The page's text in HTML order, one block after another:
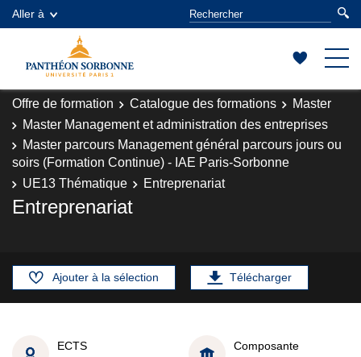
Aller à
Offre de formation Catalogue des formations
Master
Master Management et administration des entreprises
Master parcours Management général parcours jours ou
soirs (Formation Continue) - IAE Paris-Sorbonne
UE13 Thématique
Entreprenariat
Entreprenariat
Ajouter à la sélection Télécharger
ECTS
Composante